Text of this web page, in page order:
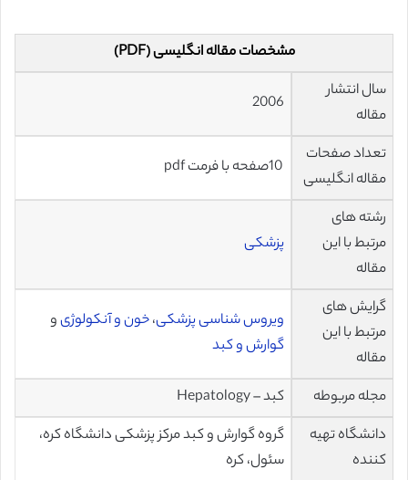
مشخصات مقاله انگلیسی (PDF)
سال انتشار
مقاله
2006
تعداد صفحات
مقاله انگلیسی
رشته های
مرتبط با این
مقاله
پزشکی
گرایش های
مرتبط با این
مقاله
ویروس شناسی پزشکی،خون و آنکولوژیو
گوارش و کبد
مجله مربوطه
کبد – Hepatology
دانشگاه تهیه
کننده
گروه گوارش و کبد مرکز پزشکی دانشگاه کره،
سئول، کره